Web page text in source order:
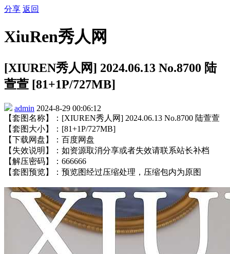
分享 返回
XiuRen秀人网
[XIUREN秀人网] 2024.06.13 No.8700 陆
萱萱 [81+1P/727MB]
admin 2024-8-29 00:06:12
【套图名称】：[XIUREN秀人网] 2024.06.13 No.8700 陆萱萱
【套图大小】：[81+1P/727MB]
【下载网盘】：百度网盘
【失效说明】：如资源取消分享或者失效请联系站长补档
【解压密码】：666666
【套图预览】：预览图经过压缩处理，压缩包内为原图